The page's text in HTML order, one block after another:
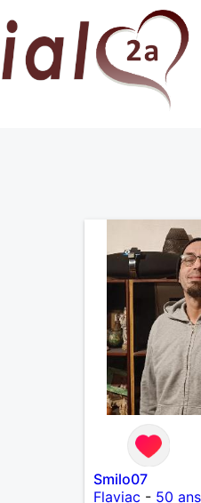
Smilo07
Flaviac - 50 ans